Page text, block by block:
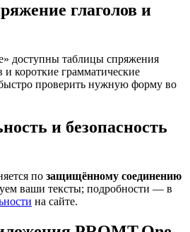
глаголов и
доступны таблицы спряжения
и короткие грамматические
проверить нужную форму во
и безопасность
по защищённому соединению
ваши тексты; подробности — в
на сайте.